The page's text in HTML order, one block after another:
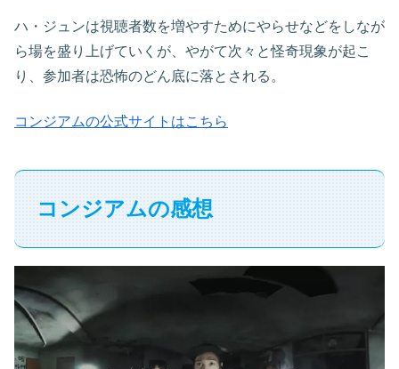
ハ・ジュンは視聴者数を増やすためにやらせなどをしなが
ら場を盛り上げていくが、やがて次々と怪奇現象が起こ
り、参加者は恐怖のどん底に落とされる。
コンジアムの公式サイトはこちら
コンジアムの感想